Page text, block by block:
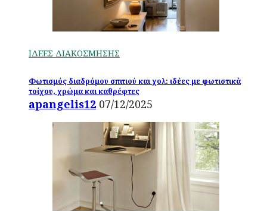
ΙΔΕΕΣ ΔΙΑΚΟΣΜΗΣΗΣ
Φωτισμός διαδρόμου σπιτιού και χολ: ιδέες με φωτιστικά
τοίχου, χρώμα και καθρέφτες
apangelis12 07/12/2025